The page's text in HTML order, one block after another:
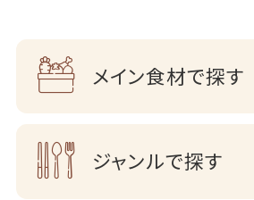
メイン食材で探す
ジャンルで探す